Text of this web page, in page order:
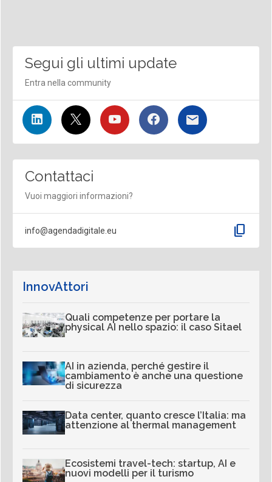
Segui gli ultimi update
Entra nella community
Contattaci
Vuoi maggiori informazioni?
info@agendadigitale.eu content_copy
InnovAttori
Quali competenze per portare la
physical AI nello spazio: il caso Sitael
AI in azienda, perché gestire il
cambiamento è anche una questione
di sicurezza
Data center, quanto cresce l’Italia: ma
attenzione al thermal management
Ecosistemi travel-tech: startup, AI e
nuovi modelli per il turismo